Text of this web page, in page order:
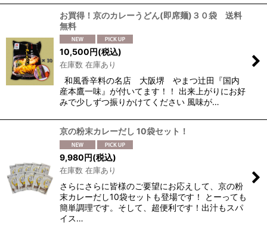
お買得！京のカレーうどん(即席麺)３０袋 送料
無料
10,500円(税込)
在庫数 在庫あり
和風香辛料の名店 大阪堺 やまつ辻田『国内
産本鷹一味』が付いてます！！ 出来上がりにお好
みで少しずつ振りかけてください 風味が…
京の粉末カレーだし 10袋セット！
9,980円(税込)
在庫数 在庫あり
さらにさらに皆様のご要望にお応えして、京の粉
末カレーだし10袋セットも登場です！ とーっても
簡単調理です。そして、超便利です！出汁もスパ
イス…